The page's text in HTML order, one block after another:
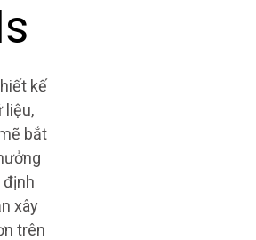
kế
liệu,
bắt
định
xây
trên